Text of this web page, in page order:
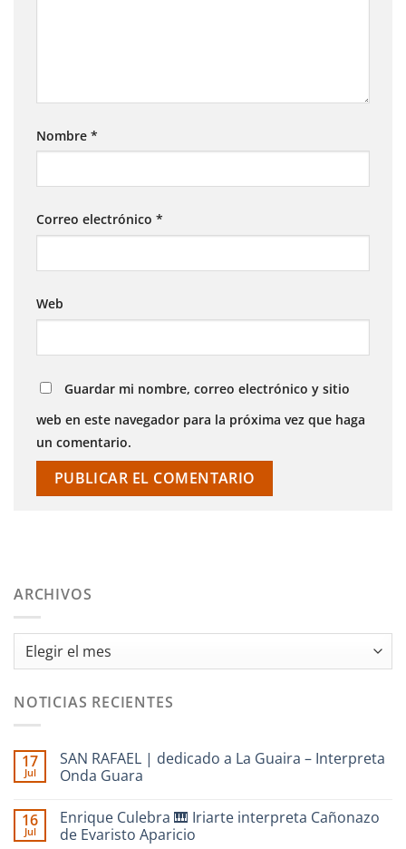
Nombre *
Correo electrónico *
Web
Guardar mi nombre, correo electrónico y sitio
web en este navegador para la próxima vez que haga
un comentario.
ARCHIVOS
Archivos
NOTICIAS RECIENTES
17
Jul
SAN RAFAEL | dedicado a La Guaira – Interpreta
Onda Guara
comentarios
en
SAN
16
Jul
Enrique Culebra 🎹 Iriarte interpreta Cañonazo
de Evaristo Aparicio